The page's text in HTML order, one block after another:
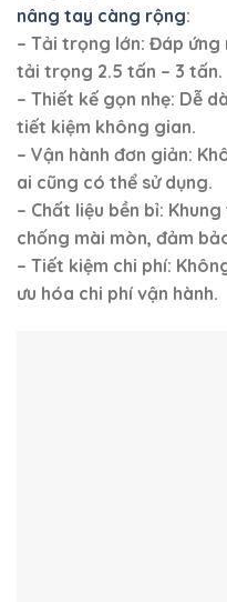
nâng tay càng rộng:
– Tải trọng lớn: Đáp ứng
tải trọng 2.5 tấn – 3 tấn.
– Thiết kế gọn nhẹ: Dễ
tiết kiệm không gian.
– Vận hành đơn giản:
ai cũng có thể sử dụng.
– Chất liệu bền bỉ:
chống mài mòn, đảm
– Tiết kiệm chi phí:
ưu hóa chi phí vận hành.